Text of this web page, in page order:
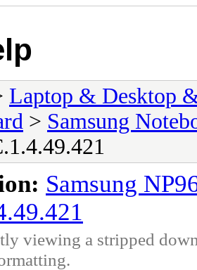
Laptop & Desktop
> Samsung
Samsung
viewing a stripped